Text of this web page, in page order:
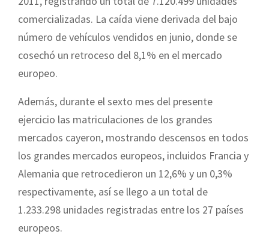
comercializadas. La caída viene derivada del bajo
número de vehículos vendidos en junio, donde se
cosechó un retroceso del 8,1% en el mercado
europeo.
Además, durante el sexto mes del presente
ejercicio las matriculaciones de los grandes
mercados cayeron, mostrando descensos en todos
los grandes mercados europeos, incluidos Francia y
Alemania que retrocedieron un 12,6% y un 0,3%
respectivamente, así se llego a un total de
1.233.298 unidades registradas entre los 27 países
europeos.